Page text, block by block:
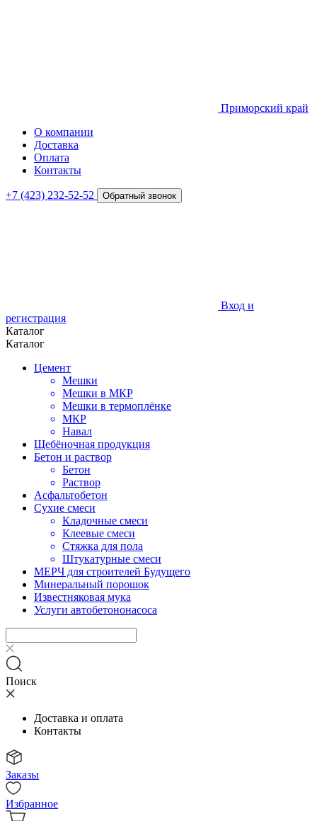
Приморский край
О компании
Доставка
Оплата
Контакты
+7 (423) 232-52-52 Обратный звонок
Вход и
регистрация
Каталог
Каталог
Цемент
Мешки
Мешки в МКР
Мешки в термоплёнке
МКР
Навал
Щебёночная продукция
Бетон и раствор
Бетон
Раствор
Асфальтобетон
Сухие смеси
Кладочные смеси
Клеевые смеси
Стяжка для пола
Штукатурные смеси
МЕРЧ для строителей Будущего
Минеральный порошок
Известняковая мука
Услуги автобетононасоса
Поиск
Доставка и оплата
Контакты
Заказы
Избранное